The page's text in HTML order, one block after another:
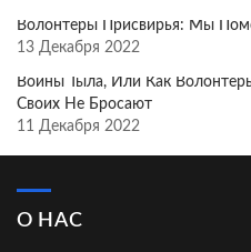
Волонтёры Присвирья: Мы
13 Декабря 2022
Воины Тыла, Или Как
Своих Не Бросают
11 Декабря 2022
О НАС